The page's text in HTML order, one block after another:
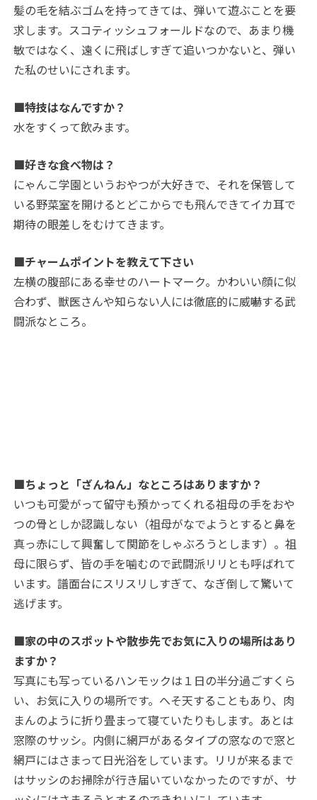
髪の毛を結ぶゴムを持ってきては、弾いて遊ぶことを要
求します。スコティッシュフォールドなので、あまり機
敏ではなく、遠くに飛ばしすぎて追いつかないと、弾い
た私のせいにされます。
■特技はなんですか？
水をすくって飲みます。
■好きな食べ物は？
にゃんこ学園というおやつが大好きで、それを保管して
いる野菜室を開けるとどこからでも飛んできてイカ耳で
期待の眼差しをむけてきます。
■チャームポイントを教えて下さい
左横の腹部にある幸せのハートマーク。かわいい顔に似
合わず、獣医さんや知らない人には徹底的に威嚇する武
闘派なところ。
■ちょっと「ざんねん」なところはありますか？
いつも可愛がって留守も預かってくれる祖母の手をおや
つの骨としか認識しない（祖母がなでようとすると鼻を
真っ赤にして興奮して関節をしゃぶろうとします）。祖
母に限らず、皆の手を噛むので武闘派リリとも呼ばれて
います。譜面台にスリスリしすぎて、なぎ倒して驚いて
逃げます。
■家の中のスポットや散歩先でお気に入りの場所はあり
ますか？
写真にも写っているハンモックは１日の半分過ごすくら
い、お気に入りの場所です。へそ天することもあり、肉
まんのように折り畳まって寝ていたりもします。あとは
窓際のサッシ。内側に網戸があるタイプの窓なので窓と
網戸にはさまって日光浴をしています。リリが来るまで
はサッシのお掃除が行き届いていなかったのですが、サ